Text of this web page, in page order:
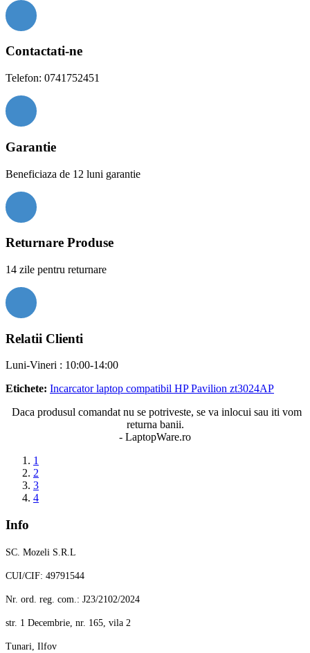
Contactati-ne
Telefon: 0741752451
Garantie
Beneficiaza de 12 luni garantie
Returnare Produse
14 zile pentru returnare
Relatii Clienti
Luni-Vineri : 10:00-14:00
Etichete: Incarcator laptop compatibil HP Pavilion zt3024AP
Daca produsul comandat nu se potriveste, se va inlocui sau iti vom
returna banii.
- LaptopWare.ro
1
2
3
4
Info
SC. Mozeli S.R.L
CUI/CIF: 49791544
Nr. ord. reg. com.: J23/2102/2024
str. 1 Decembrie, nr. 165, vila 2
Tunari, Ilfov